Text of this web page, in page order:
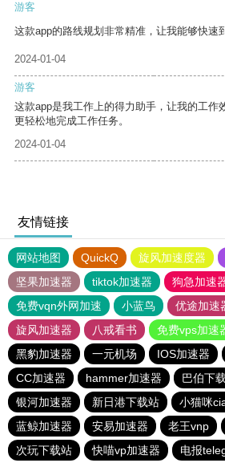
游客
这款app的路线规划非常精准，让我能够快速
2024-01-04
游客
这款app是我工作上的得力助手，让我的工作
更轻松地完成工作任务。
2024-01-04
友情链接
网站地图 QuickQ 旋风加速度器
坚果加速器
tiktok加速器
狗急加速
免费vqn外网加速
小蓝鸟 优途加速
旋风加速器
八戒看书
免费vps加速
黑豹加速器
一元机场 IOS加速器
CC加速器
hammer加速器 巴伯下
银河加速器
新日港下载站
小猫咪
蓝鲸加速器
安易加速器 老王vnp
次玩下载站
快喵vp加速器 电报